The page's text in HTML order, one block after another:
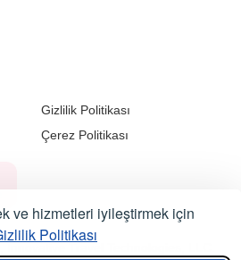
Gizlilik Politikası
Çerez Politikası
Travel Technologies, LLC.
ve hizmetleri iyileştirmek için
Politikası